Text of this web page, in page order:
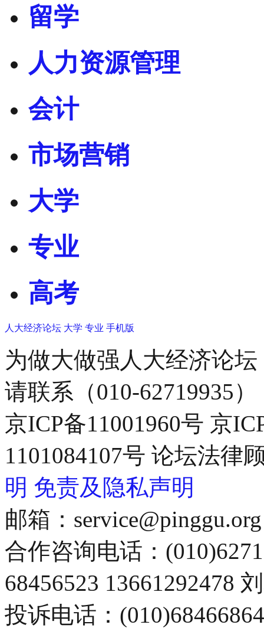
留学
人力资源管理
会计
市场营销
大学
专业
高考
人大经济论坛 大学 专业 手机版
为做大做强人大经济论
请联系（010-62719935）
京ICP备11001960号 京
1101084107号 论坛法律
明 免责及隐私声明
邮箱：service@pinggu.org
合作咨询电话：
68456523 13661292478
投诉电话：